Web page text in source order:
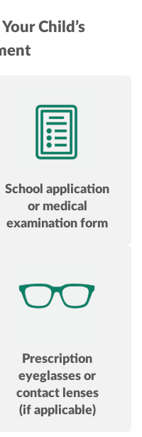
Child’s
School application
or medical
examination form
Prescription
eyeglasses or
contact lenses
(if applicable)